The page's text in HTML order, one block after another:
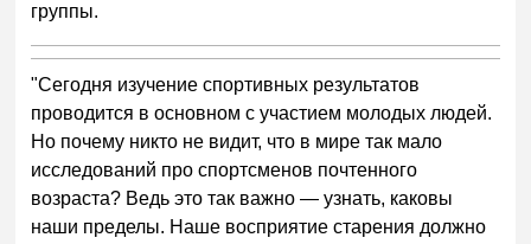
группы.
"Сегодня изучение спортивных результатов
проводится в основном с участием молодых людей.
Но почему никто не видит, что в мире так мало
исследований про спортсменов почтенного
возраста? Ведь это так важно— узнать, каковы
наши пределы. Наше восприятие старения должно